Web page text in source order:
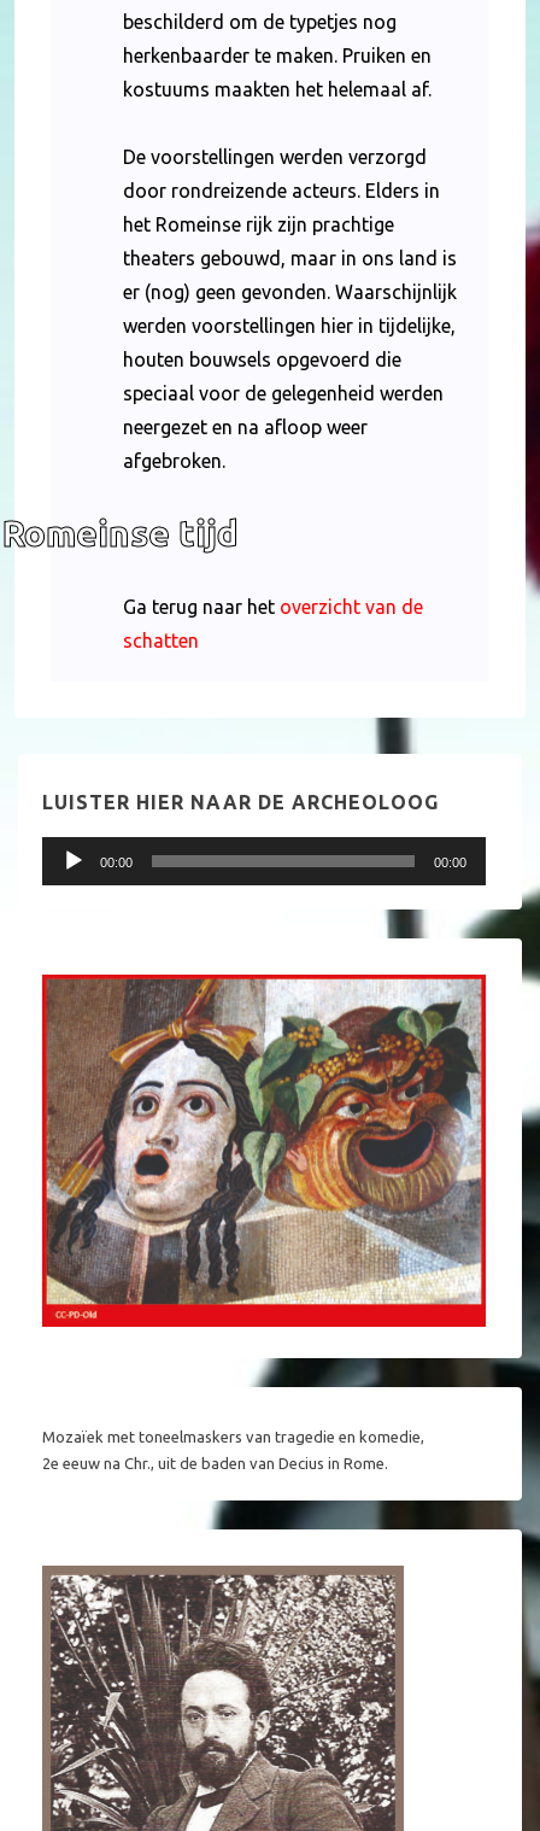
beschilderd om de typetjes nog
herkenbaarder te maken. Pruiken en
kostuums maakten het helemaal af.
De voorstellingen werden verzorgd
door rondreizende acteurs. Elders in
het Romeinse rijk zijn prachtige
theaters gebouwd, maar in ons land is
er (nog) geen gevonden. Waarschijnlijk
werden voorstellingen hier in tijdelijke,
houten bouwsels opgevoerd die
speciaal voor de gelegenheid werden
neergezet en na afloop weer
afgebroken.
Romeinse tijd
Ga terug naar het overzicht van de
schatten
LUISTER HIER NAAR DE ARCHEOLOOG
Audiospeler
00:00 00:00
Mozaïek met toneelmaskers van tragedie en komedie,
2e eeuw na Chr., uit de baden van Decius in Rome.